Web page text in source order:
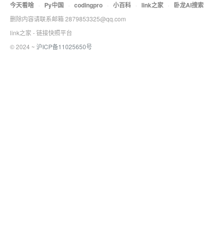
今天看啥 · Py中国 · codingpro · 小百科 · link之家 · 卧龙AI搜索
删除内容请联系邮箱 2879853325@qq.com
link之家 - 链接快照平台
© 2024 ~ 沪ICP备11025650号